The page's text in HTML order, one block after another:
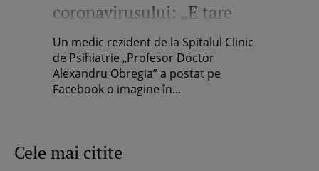
coronavirusului: „E tare
comod să urâți din casă, de
pe canapea”
Un medic rezident de la Spitalul Clinic
de Psihiatrie „Profesor Doctor
Alexandru Obregia” a postat pe
Facebook o imagine în...
Cele mai citite